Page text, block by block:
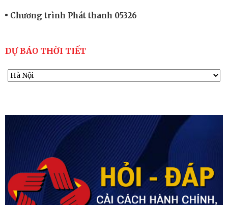
Chương trình Phát thanh 05326
DỰ BÁO THỜI TIẾT